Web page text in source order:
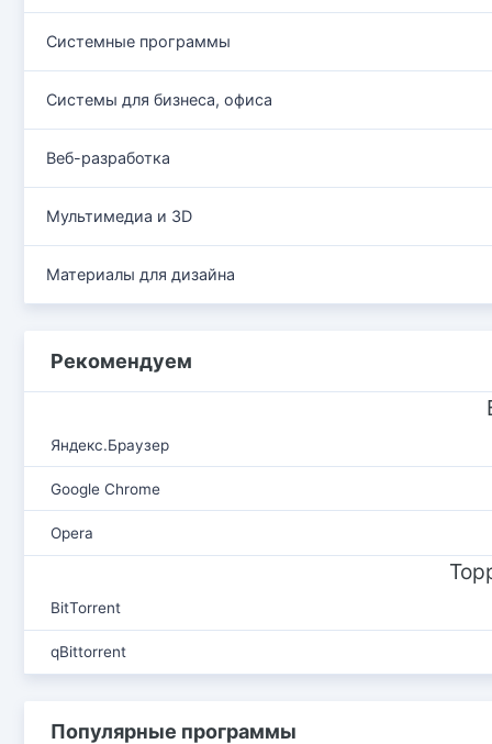
Системные программы
Системы для бизнеса, офиса
Веб-разработка
Мультимедиа и 3D
Материалы для дизайна
Рекомендуем
Яндекс.Браузер
Google Chrome
Opera
BitTorrent
qBittorrent
Популярные программы